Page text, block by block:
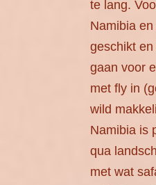
te lang.
Namibia
geschikt
gaan voor
met fly in
wild
Namibia is
qua
met wat